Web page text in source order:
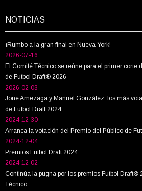
NOTICIAS
¡Rumbo a la gran final en Nueva York!
2026-07-16
El Comité Técnico se reúne para el primer corte
de Futbol Draft® 2026
2026-02-03
Jone Amezaga y Manuel González, los más
de Futbol Draft 2024
2024-12-30
Arranca la votación del Premio del Público de
2024-12-04
Premios Futbol Draft 2024
2024-12-02
Continúa la pugna por los premios Futbol Draft®
Técnico